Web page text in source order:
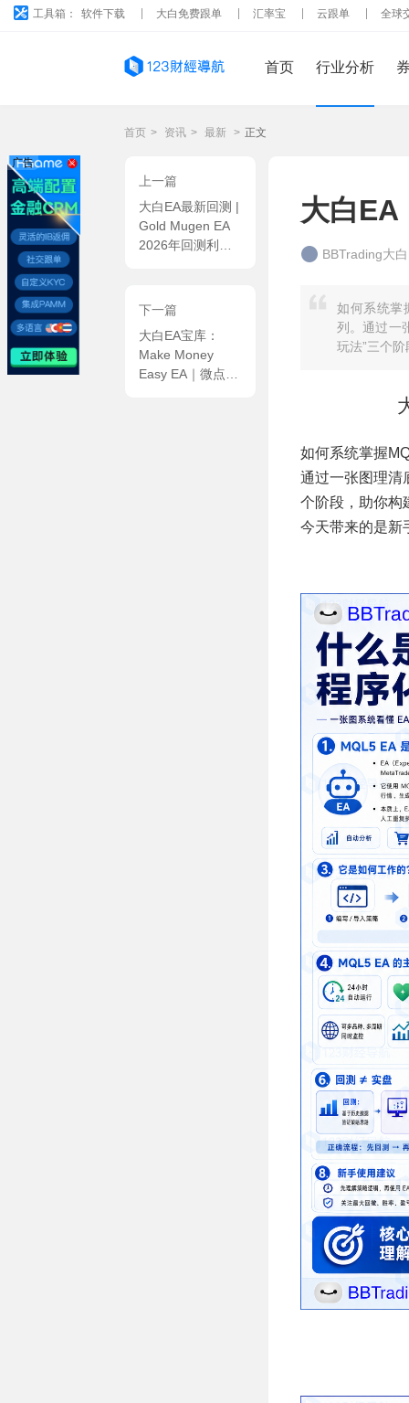
工具箱： 软件下载 大白免费跟单 汇率宝 云跟单 全球
首页 行业分析
首页 > 资讯 > 最新 > 正文
上一篇
大白EA最新回测 |
Gold Mugen EA
2026年回测利润
下一篇
大白EA宝库：
Make Money
Easy EA｜微点快
大白EA
BBTrading大
如何系统掌
列。通过一
玩法”三个
如何系统掌握
通过一张图理清
个阶段，助你构
今天带来的是新
广告